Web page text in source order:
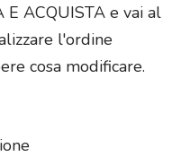
E ACQUISTA e vai al
l'ordine
cosa modificare.